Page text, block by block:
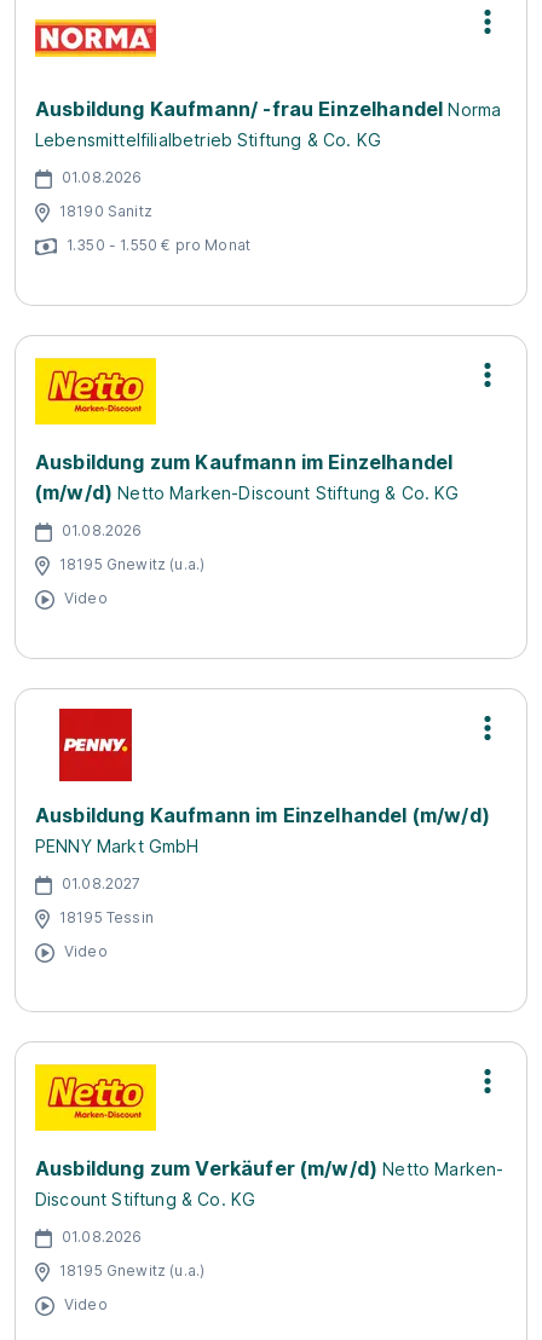
Ausbildung Kaufmann/ -frau Einzelhandel Norma
Lebensmittelfilialbetrieb Stiftung & Co. KG
01.08.2026
18190 Sanitz
1.350 - 1.550 € pro Monat
Ausbildung zum Kaufmann im Einzelhandel
(m/w/d) Netto Marken-Discount Stiftung & Co. KG
01.08.2026
18195 Gnewitz (u.a.)
Video
Ausbildung Kaufmann im Einzelhandel (m/w/d)
PENNY Markt GmbH
01.08.2027
18195 Tessin
Video
Ausbildung zum Verkäufer (m/w/d) Netto Marken-
Discount Stiftung & Co. KG
01.08.2026
18195 Gnewitz (u.a.)
Video